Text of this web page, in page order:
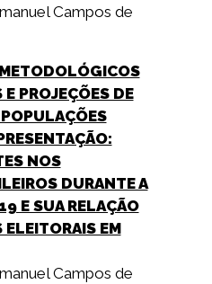
Campos de
PROJEÇÕES DE
NOS
DURANTE A
E SUA RELAÇÃO
ELEITORAIS EM
Campos de